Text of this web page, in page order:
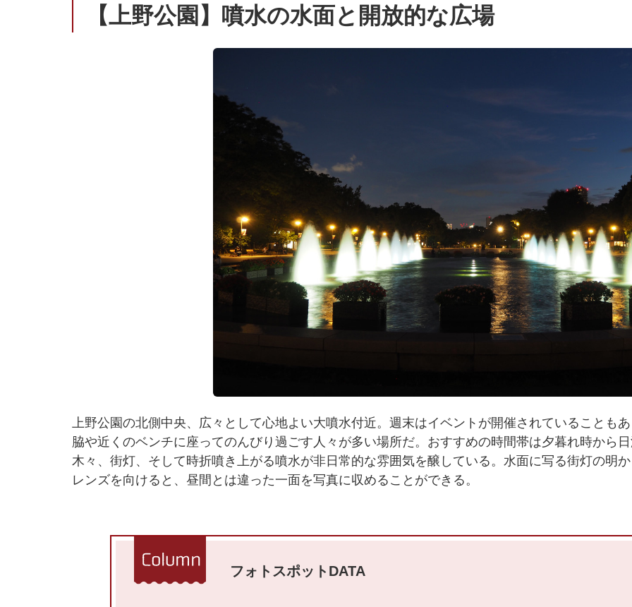
09 弧を描く線路脇の路地
【上野公園】噴水の水面と開放的な広場
上野公園の北側中央、広々として心地よい大噴水付近。週末はイベントが開催されていることも
脇や近くのベンチに座ってのんびり過ごす人々が多い場所だ。おすすめの時間帯は夕暮れ時から
木々、街灯、そして時折噴き上がる噴水が非日常的な雰囲気を醸している。水面に写る街灯の明
レンズを向けると、昼間とは違った一面を写真に収めることができる。
フォトスポットDATA